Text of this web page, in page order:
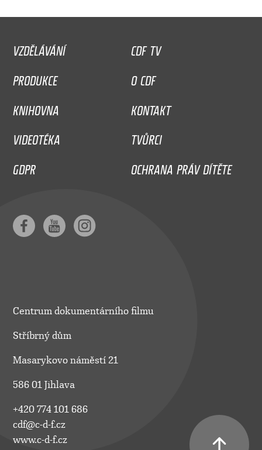
VZDĚLÁVÁNÍ
CDF TV
PRODUKCE
O CDF
KNIHOVNA
KONTAKT
VIDEOTÉKA
TVŮRCI
GDPR
OCHRANA PRÁV DÍTĚTE
Centrum dokumentárního filmu
Stříbrný dům
Masarykovo náměstí 21
586 01 Jihlava
+420 774 101 686
cdf@c-d-f.cz
www.c-d-f.cz